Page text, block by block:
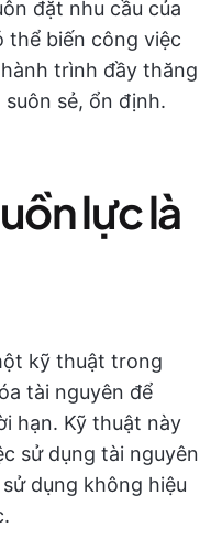
đặt nhu cầu của
thể biến công việc
trình đầy thăng
sẻ, ổn định.
lực là
kỹ thuật trong
tài nguyên để
hạn. Kỹ thuật này
sử dụng tài nguyên
dụng không hiệu